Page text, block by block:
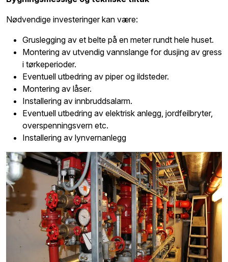
Nødvendige investeringer kan være:
Gruslegging av et belte på en meter rundt hele huset.
Montering av utvendig vannslange for dusjing av gress
i tørkeperioder.
Eventuell utbedring av piper og ildsteder.
Montering av låser.
Installering av innbruddsalarm.
Eventuell utbedring av elektrisk anlegg, jordfeilbryter,
overspenningsvern etc.
Installering av lynvernanlegg